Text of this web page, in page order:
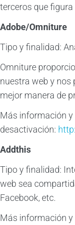
terceros que
Adobe/Omniture
Tipo y finalidad:
Omniture
nuestra web y nos
mejor manera de
Más información y
desactivación:
Addthis
Tipo y finalidad:
web sea
Facebook, etc.
Más información y